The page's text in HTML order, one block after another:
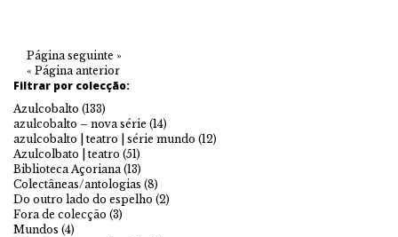
Página seguinte »
« Página anterior
Filtrar por colecção:
Azulcobalto (133)
azulcobalto – nova série (14)
azulcobalto | teatro | série mundo (12)
Azulcolbato | teatro (51)
Biblioteca Açoriana(13)
Colectâneas/antologias (8)
Do outro lado do espelho (2)
Fora de colecção (3)
Mundos (4)